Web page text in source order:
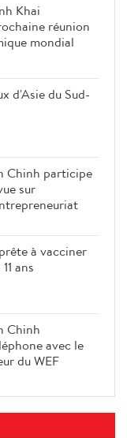
Khai
réunion
mondial
d'Asie du Sud-
Chinh participe
sur
à vacciner
ans
Chinh
avec le
du WEF